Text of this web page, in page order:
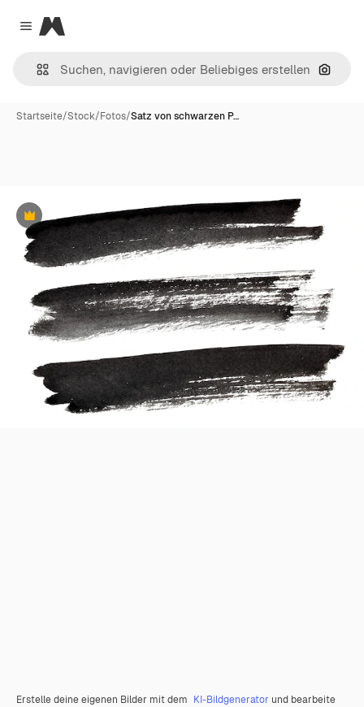
Close menu
Magnific
Nach
Startseite/Stock/Fotos/Satz von schwarzen P…
Premium
Erstelle deine eigenen Bilder mit dem KI-Bildgenerator und bearbeite